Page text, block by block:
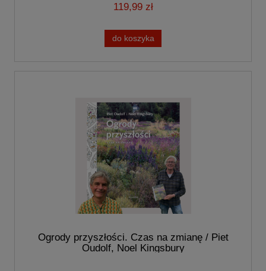
119,99 zł
do koszyka
Ogrody przyszłości. Czas na zmianę / Piet
Oudolf, Noel Kingsbury